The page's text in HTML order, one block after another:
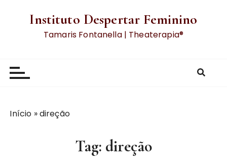
Instituto Despertar Feminino
Tamaris Fontanella | Theaterapia®
Início »direção
Tag: direção